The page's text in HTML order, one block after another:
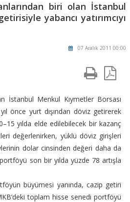
biri olan İstanbul
yabancı yatırımcıyı
07 Aralık 2011 00:00
İstanbul Menkul Kıymetler Borsası
önce yurt dışından döviz getirerek
yılda elde edilebilecek bir kazanç
değerlenirken, yüklü döviz girişleri
dolar cinsinden değeri daha da
portföyü son bir yılda yüzde 78 artışla
büyümesi yanında, cazip getiri
toplam hisse senedi portföyü